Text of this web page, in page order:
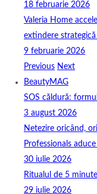
18 februarie 2026
Valeria Home
extindere
9 februarie 2026
Previous Next
BeautyMAG
SOS căldură:
3 august 2026
Netezire oricând,
Professionals
30 iulie 2026
Ritualul de 5
29 iulie 2026